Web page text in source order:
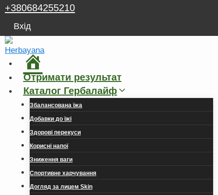
Перейти
вмісту
+380684255210
Вхід
Отримати результат
Каталог Гербалайф
Збалансована їжа
Добавки до їжі
Здорові перекуси
Корисні напої
Зниження ваги
Спортивне харчування
Догляд за лицем Skin